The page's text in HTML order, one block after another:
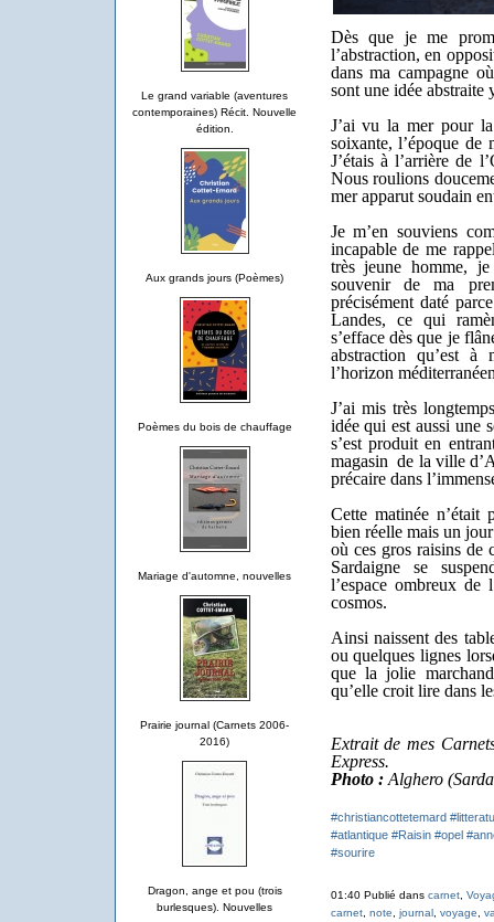
Le grand variable (aventures
contemporaines) Récit. Nouvelle
édition.
Aux grands jours (Poèmes)
Poèmes du bois de chauffage
Mariage d'automne, nouvelles
Prairie journal (Carnets 2006-
2016)
Dragon, ange et pou (trois
burlesques). Nouvelles
Dès que je me
l’abstraction, en
dans ma campagne
sont une idée abstraite
J’ai vu la mer pour
soixante, l’époque de
J’étais à l’arrière de
Nous roulions
mer apparut soudain
Je m’en souviens
incapable de me
très jeune homme,
souvenir de ma
précisément daté
Landes, ce qui
s’efface dès que je
abstraction qu’est à
l’horizon
J’ai mis très
idée qui est aussi une
s’est produit en
magasin de la ville
précaire dans
Cette matinée n’était
bien réelle mais un
où ces gros raisins de
Sardaigne se
l’espace ombreux de
cosmos.
Ainsi naissent des
ou quelques lignes
que la jolie
qu’elle croit lire dans
Extrait de mes
Express.
Photo :Alghero
#christiancottetemard
#atlantique #Raisin #opel
#sourire
01:40 Publié dans carnet,
carnet, note journal, voyage